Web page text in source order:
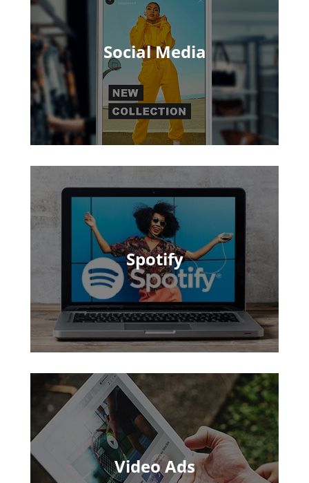
Social Media
Spotify
Video Ads